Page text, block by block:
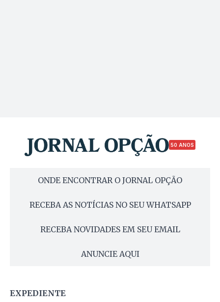
50 ANOS
ONDE ENCONTRAR O JORNAL OPÇÃO
RECEBA AS NOTÍCIAS NO SEU WHATSAPP
RECEBA NOVIDADES EM SEU EMAIL
ANUNCIE AQUI
EXPEDIENTE